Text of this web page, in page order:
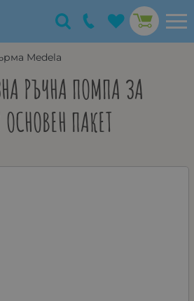
Medela
РЪЧНА ПОМПА ЗА
ОСНОВЕН ПАКЕТ